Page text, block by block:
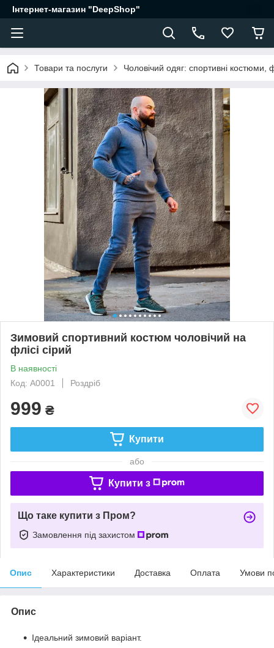
Інтернет-магазин "DeepShop"
Товари та послуги Чоловічий одяг: спортивні
Зимовий спортивний костюм чоловічий на
флісі сірий
В наявності
Код: A0001
Роздріб
999 ₴
Купити
або
Купити з
Що таке купити з Пром?
Замовлення під захистом
Опис Характеристики Доставка Оплата Умови
Опис
Ідеальний зимовий варіант.